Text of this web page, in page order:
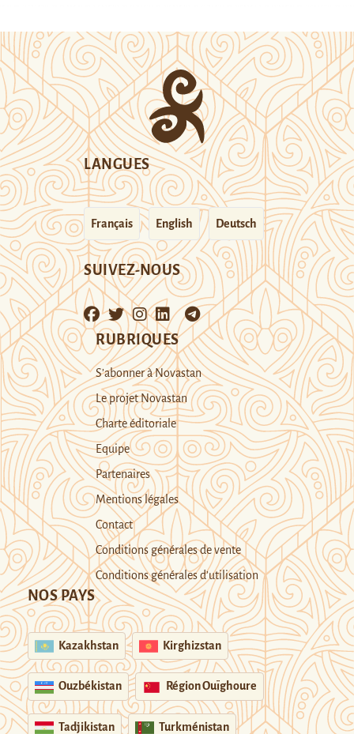
LANGUES
Français English Deutsch
SUIVEZ-NOUS
RUBRIQUES
S’abonner à Novastan
Le projet Novastan
Charte éditoriale
Equipe
Partenaires
Mentions légales
Contact
Conditions générales de vente
Conditions générales d’utilisation
NOS PAYS
Kazakhstan Kirghizstan
Ouzbékistan Région Ouïghoure
Tadjikistan Turkménistan